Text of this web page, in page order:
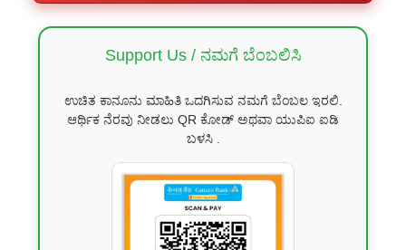
Support Us / ನಮಗೆ ಬೆಂಬಲಿಸಿ
ಉಚಿತ ಕಾನೂನು ಮಾಹಿತಿ ಒದಗಿಸುವ ನಮಗೆ ಬೆಂಬಲ ಇರಲಿ.
ಆರ್ಥಿಕ ನೆರವು ನೀಡಲು QR ಕೋಡ್ ಅಥವಾ ಯುಪಿಐ ಐಡಿ
ಬಳಸಿ .